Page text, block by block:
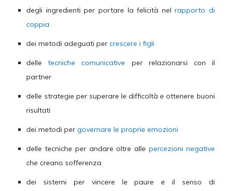
degli ingredienti per portare la felicità nelrapporto di
coppia
dei metodi adeguati percrescere i figli
delletecniche comunicative per relazionarsi con il
partner
delle strategie per superare le difficoltà e ottenere buoni
risultati
dei metodi pergovernare le proprie emozioni
delle tecniche per andare oltre alle percezioni negative
che creano sofferenza
dei sistemi per vincere le paure e il senso di